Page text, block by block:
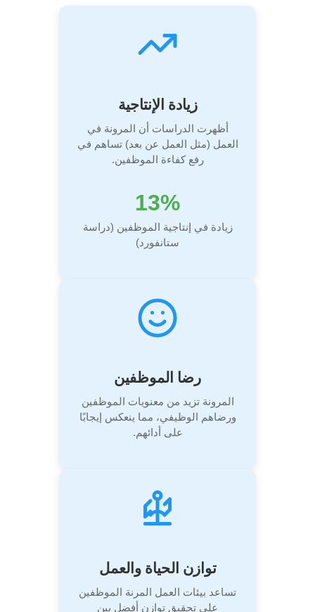
زيادة الإنتاجية
أظهرت الدراسات أن المرونة في
العمل (مثل العمل عن بعد) تساهم في
رفع كفاءة الموظفين.
13%
زيادة في إنتاجية الموظفين (دراسة
ستانفورد)
رضا الموظفين
المرونة تزيد من معنويات الموظفين
ورضاهم الوظيفي، مما ينعكس إيجابًا
على أدائهم.
توازن الحياة والعمل
تساعد بيئات العمل المرنة الموظفين
على تحقيق توازن أفضل بين